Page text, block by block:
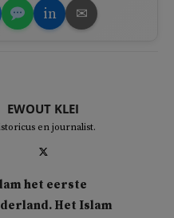
in ✉
EWOUT KLEI
en journalist.
het eerste
Het Islam